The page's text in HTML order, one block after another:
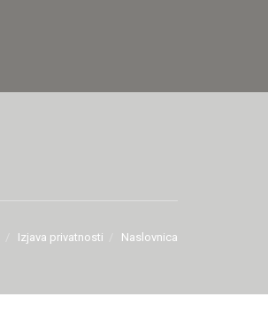
Izjava privatnosti Naslovnica